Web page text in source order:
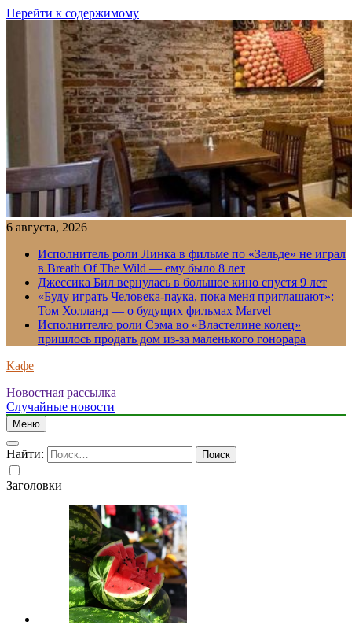
Перейти к содержимому
6 августа, 2026
Исполнитель роли Линка в фильме по «Зельде» не играл
в Breath Of The Wild — ему было 8 лет
Джессика Бил вернулась в большое кино спустя 9 лет
«Буду играть Человека-паука, пока меня приглашают»:
Том Холланд — о будущих фильмах Marvel
Исполнителю роли Сэма во «Властелине колец»
пришлось продать дом из-за маленького гонорара
Кафе
Новостная рассылка
Случайные новости
Меню
Найти:
Заголовки